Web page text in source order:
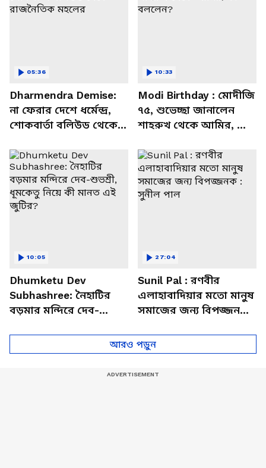
Dharmendra Demise:
না ফেরার দেশে ধর্মেন্দ্র,
শোকবার্তা বলিউড থেকে
05:36
Modi Birthday : মোদীজি
৭৫, শুভেচ্ছা জানালেন
শাহরুখ থেকে আমির, কী
10:33
Dhumketu Dev
Subhashree: নৈহাটির
বড়মার মন্দিরে দেব-
10:05
Sunil Pal : রণবীর
এলাহাবাদিয়ার মতো মানুষ
সমাজের জন্য বিপজ্জনক :
27:04
আরও পড়ুন